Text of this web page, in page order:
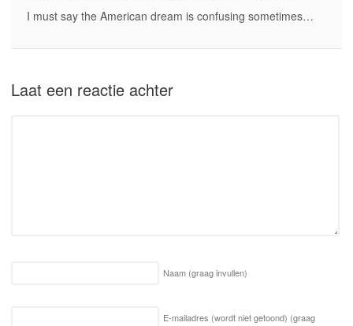
I must say the American dream is confusing sometimes…
Laat een reactie achter
Naam (graag invullen)
E-mailadres (wordt niet getoond) (graag